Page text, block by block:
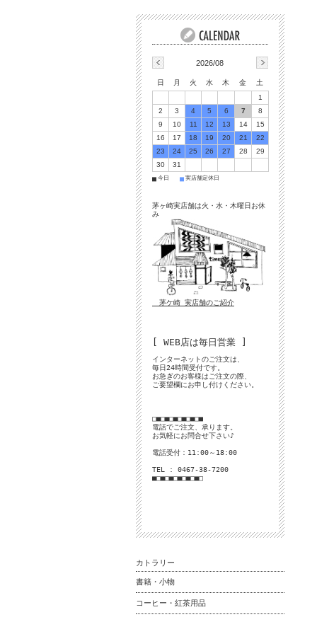
2026/08
日 月 火 水 木 金
土
1
2
3 4 5 6 7
8
9
10 11 12 13 14
15
16
17 18 19 20 21
22
23
24 25 26 27 28
29
30
31
■ 今日 ■ 実店舗定休日
茅ヶ崎実店舗は火・水・木曜日お休
み
茅ケ崎 実店舗のご紹介
[ WEB店は毎日営業 ]
インターネットのご注文は、
毎日24時間受付です。
お急ぎのお客様はご注文の際、
ご要望欄にお申し付けください。
□■□■□■□■□■□■
電話でご注文、承ります。
お気軽にお問合せ下さい♪
電話受付：11:00～18:00
TEL : 0467-38-7200
■□■□■□■□■□■□
カトラリー
書籍・小物
コーヒー・紅茶用品